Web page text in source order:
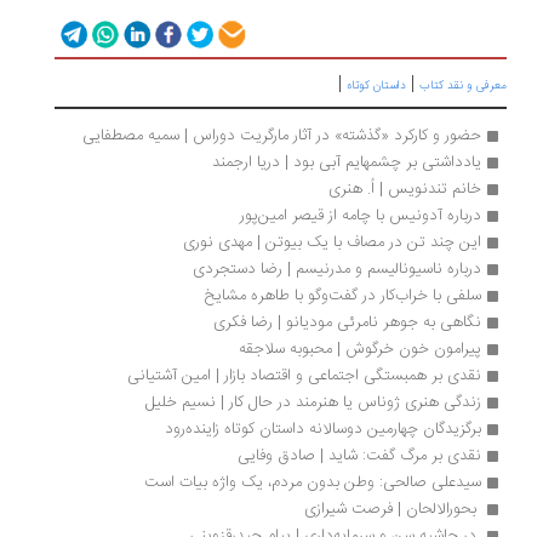
و نقد کتاب|داستان کوتاه|
حضور و کارکرد «گذشته» در آثار مارگریت دوراس | سمیه مصطفایی
یادداشتی بر چشمهایم آبی بود | دریا ارجمند
خانم تندنویس | اُ. هنری
درباره آدونیس با چامه از قیصر امین‌پور
این چند تن در مصاف با یک بیوتن | مهدی نوری
درباره ناسیونالیسم و مدرنیسم | رضا دستجردی
سلفی با خراب‌کار در گفت‌وگو با طاهره مشایخ
نگاهی به جوهر نامرئی مودیانو | رضا فکری
پیرامون خون خرگوش | محبوبه سلاجقه
نقدی بر همبستگی اجتماعی و اقتصاد بازار | امین آشتیانی
زندگی هنری ژوناس یا هنرمند در حال کار | نسیم خلیل
برگزیدگان چهارمین دوسالانه داستان کوتاه زاینده‌رود
نقدی بر مرگ گفت: شاید | صادق وفایی
سیدعلی صالحی: وطن بدون مردم، یک واژه بیات است
بحورالالحان | فرصت شیرازی